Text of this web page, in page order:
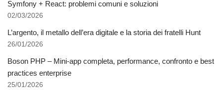
Symfony + React: problemi comuni e soluzioni
02/03/2026
L’argento, il metallo dell’era digitale e la storia dei fratelli Hunt
26/01/2026
Boson PHP – Mini-app completa, performance, confronto e best
practices enterprise
25/01/2026